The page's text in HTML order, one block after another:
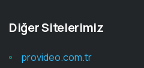
Diğer Sitelerimiz
provideo.com.tr